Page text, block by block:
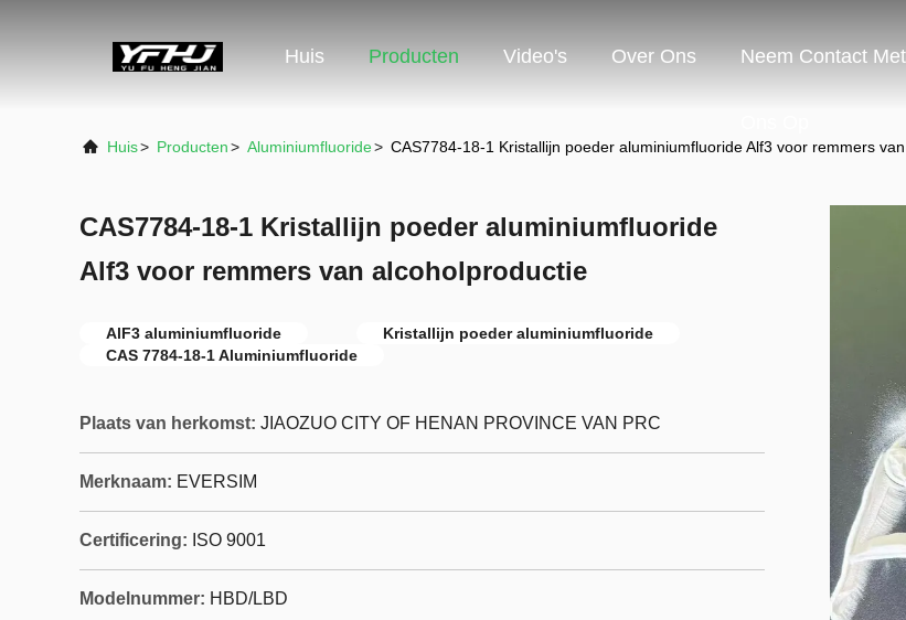
Huis Producten Video's Over Ons Neem Contact Met
Huis> Producten> Aluminiumfluoride> CAS7784-18-1 Kristallijn poeder aluminiumfluoride Alf3 voor remmers
CAS7784-18-1 Kristallijn poeder aluminiumfluoride
Alf3 voor remmers van alcoholproductie
AlF3 aluminiumfluoride
Kristallijn poeder aluminiumfluoride
CAS 7784-18-1 Aluminiumfluoride
Plaats van herkomst: JIAOZUO CITY OF HENAN PROVINCE VAN PRC
Merknaam: EVERSIM
Certificering: ISO 9001
Modelnummer: HBD/LBD